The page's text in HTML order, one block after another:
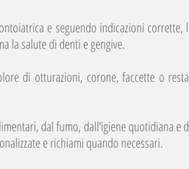
e seguendo indicazioni corrette,
la salute di denti e gengive.
di otturazioni, corone, faccette o
dal fumo, dall’igiene quotidiana e
e richiami quando necessari.